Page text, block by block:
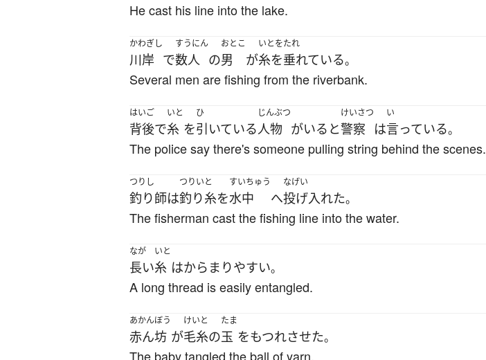
He cast his line into the lake.
かわぎし
川岸 で
すうにん
数人 の
おとこ
男 が
いとをたれ
糸を垂れている。
Several men are fishing from the riverbank.
はいご
背後で
いと
糸 を
ひ
引いている
じんぶつ
人物 がいる と
けいさつ
警察 は
い
言っている。
The police say there's someone pulling string behind the scenes.
つりし
釣り師は
つりいと
釣り糸を
すいちゅう
水中 へ
なげい
投げ入れた。
The fisherman cast the fishing line into the water.
なが
長い
いと
糸 はからまりやすい。
A long thread is easily entangled.
あかんぼう
赤ん坊 が
けいと
毛糸の
たま
玉 をもつれさせた。
The baby tangled the ball of yarn.